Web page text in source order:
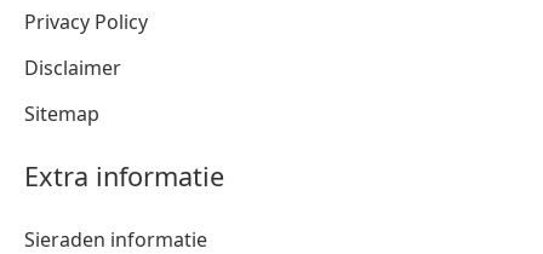
Privacy Policy
Disclaimer
Sitemap
Extra informatie
Sieraden informatie